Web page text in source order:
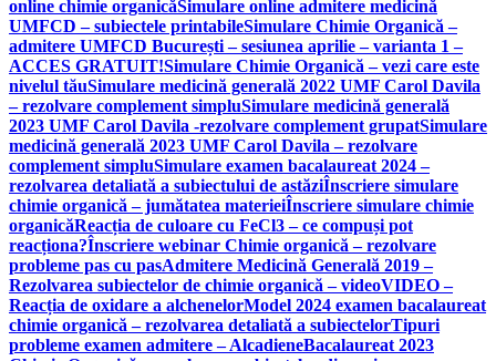
online chimie organicăSimulare online admitere medicină
UMFCD – subiectele printabileSimulare Chimie Organică –
admitere UMFCD București – sesiunea aprilie – varianta 1 –
ACCES GRATUIT!Simulare Chimie Organică – vezi care este
nivelul tăuSimulare medicină generală 2022 UMF Carol Davila
– rezolvare complement simpluSimulare medicină generală
2023 UMF Carol Davila -rezolvare complement grupatSimulare
medicină generală 2023 UMF Carol Davila – rezolvare
complement simpluSimulare examen bacalaureat 2024 –
rezolvarea detaliată a subiectului de astăziÎnscriere simulare
chimie organică – jumătatea materieiÎnscriere simulare chimie
organicăReacția de culoare cu FeCl3 – ce compuși pot
reacționa?Înscriere webinar Chimie organică – rezolvare
probleme pas cu pasAdmitere Medicină Generală 2019 –
Rezolvarea subiectelor de chimie organică – videoVIDEO –
Reacția de oxidare a alchenelorModel 2024 examen bacalaureat
chimie organică – rezolvarea detaliată a subiectelorTipuri
probleme examen admitere – AlcadieneBacalaureat 2023